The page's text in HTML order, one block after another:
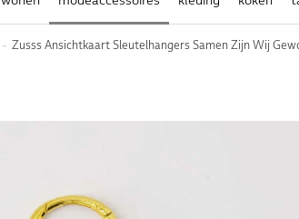
Zusss Ansichtkaart Sleutelhangers Samen Zijn Wij